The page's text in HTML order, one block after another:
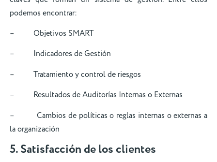
podemos encontrar:
– Objetivos SMART
– Indicadores de Gestión
– Tratamiento y control de riesgos
– Resultados de Auditorías Internas o Externas
– Cambios de políticas o reglas internas o externas a
la organización
5. Satisfacción de los clientes